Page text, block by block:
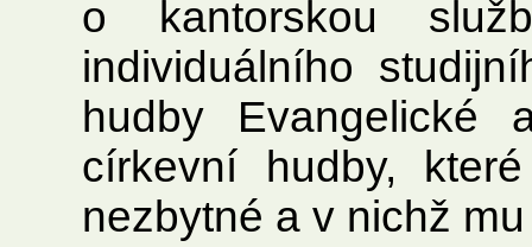
o kantorskou
individuálního
hudby Evangelické
církevní hudby,
nezbytné a v nichž